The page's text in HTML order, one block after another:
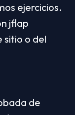
ejercicios.
jflap
sitio o del
de